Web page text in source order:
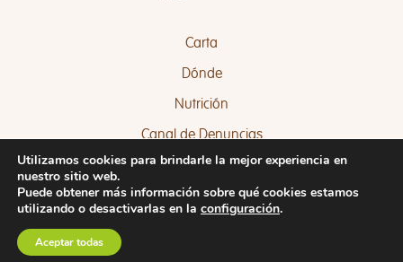
Carta
Dónde
Nutrición
Canal de Denuncias
Quejas y Sugerencias
Utilizamos cookies para brindarle la mejor experiencia en
nuestro sitio web.
Puede obtener más información sobre qué cookies estamos
utilizando o desactivarlas en la configuración.
Aceptar todas